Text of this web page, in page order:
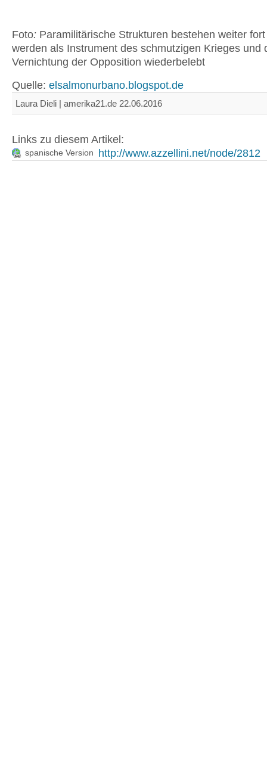
Foto: Paramilitärische Strukturen bestehen weiter
werden als Instrument des schmutzigen Krieges und
Vernichtung der Opposition wiederbelebt
Quelle: elsalmonurbano.blogspot.de
Laura Dieli | amerika21.de 22.06.2016
Links zu diesem Artikel:
spanische Version http://www.azzellini.net/node/2812